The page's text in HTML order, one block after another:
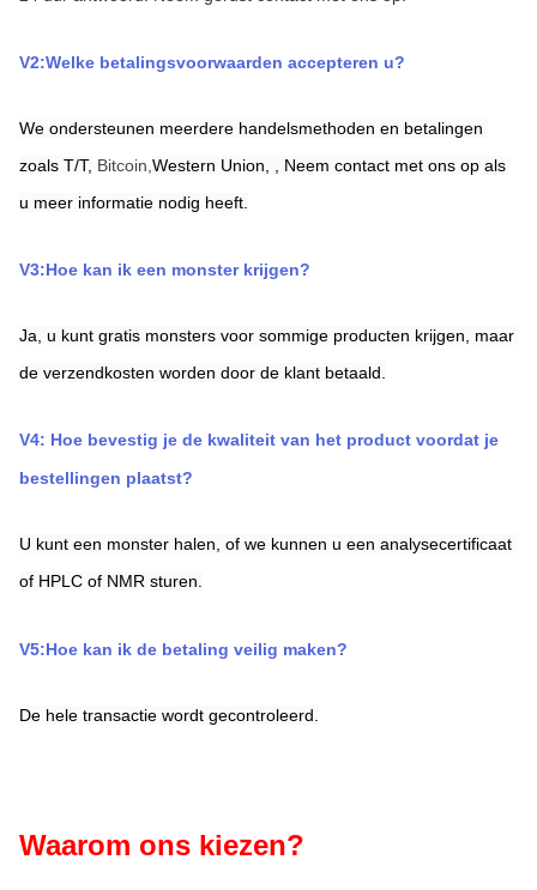
V2:Welke betalingsvoorwaarden accepteren u?
We ondersteunen meerdere handelsmethoden en betalingen
zoals T/T, Bitcoin, Western Union,
Neem contact met ons op als
u meer informatie nodig heeft.
V3:Hoe kan ik een monster krijgen?
Ja, u kunt gratis monsters voor sommige producten krijgen, maar
de verzendkosten worden door de klant betaald.
V4: Hoe bevestig je de kwaliteit van het product voordat je
bestellingen plaatst?
U kunt een monster halen, of we kunnen u een analysecertificaat
of HPLC of NMR sturen.
V5:Hoe kan ik de betaling veilig maken?
De hele transactie wordt gecontroleerd.
Waarom ons kiezen?